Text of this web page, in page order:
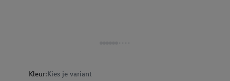
Kleur:Kies je variant